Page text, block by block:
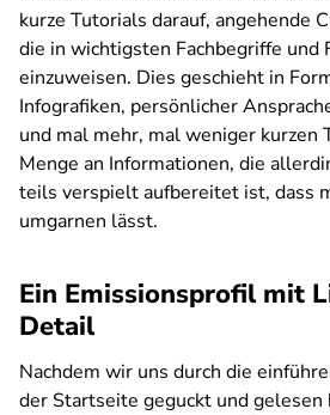
kurze Tutorials darauf, angehende
die in wichtigsten Fachbegriffe und
einzuweisen. Dies geschieht in
Infografiken, persönlicher
und mal mehr, mal weniger kurzen
Menge an Informationen, die
teils verspielt aufbereitet ist, dass
umgarnen lässt.
Ein Emissionsprofil mit
Detail
Nachdem wir uns durch die
der Startseite geguckt und gelesen